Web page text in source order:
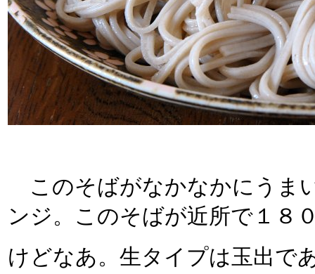
このそばがなかなかにうま
ンジ。このそばが近所で１８
けどなあ。生タイプは玉出で